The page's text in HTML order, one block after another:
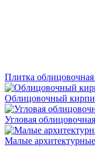
Плитка облицовочная
Облицовочный
Угловая
Малые